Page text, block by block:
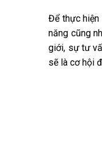
Để thực hiện
năng cũng
giới, sự tư
sẽ là cơ hội